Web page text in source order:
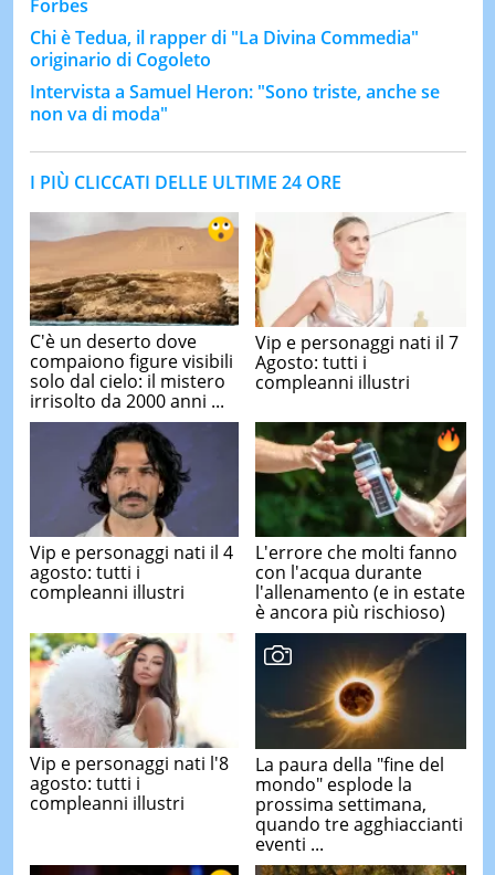
Forbes
Chi è Tedua, il rapper di "La Divina Commedia"
originario di Cogoleto
Intervista a Samuel Heron: "Sono triste, anche se
non va di moda"
I PIÙ CLICCATI DELLE ULTIME 24 ORE
C'è un deserto dove
compaiono figure visibili
solo dal cielo: il mistero
irrisolto da 2000 anni ...
Vip e personaggi nati il 7
Agosto: tutti i
compleanni illustri
Vip e personaggi nati il 4
agosto: tutti i
compleanni illustri
L'errore che molti fanno
con l'acqua durante
l'allenamento (e in estate
è ancora più rischioso)
Vip e personaggi nati l'8
agosto: tutti i
compleanni illustri
La paura della "fine del
mondo" esplode la
prossima settimana,
quando tre agghiaccianti
eventi ...